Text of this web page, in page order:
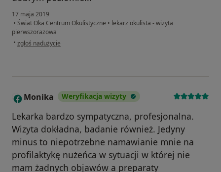
17 maja 2019
• Świat Oka Centrum Okulistyczne • lekarz okulista - wizyta
pierwszorazowa
• w opinii użytkownika Konto zostało usunięte
zgłoś nadużycie
M Monika Weryfikacja wizyty
Lekarka bardzo sympatyczna, profesjonalna.
Wizyta dokładna, badanie również. Jedyny
minus to niepotrzebne namawianie mnie na
profilaktykę nużeńca w sytuacji w której nie
mam żadnych objawów a preparaty